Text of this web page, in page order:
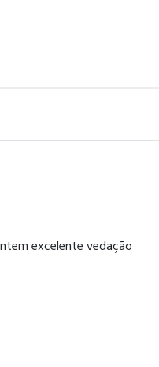
excelente vedação